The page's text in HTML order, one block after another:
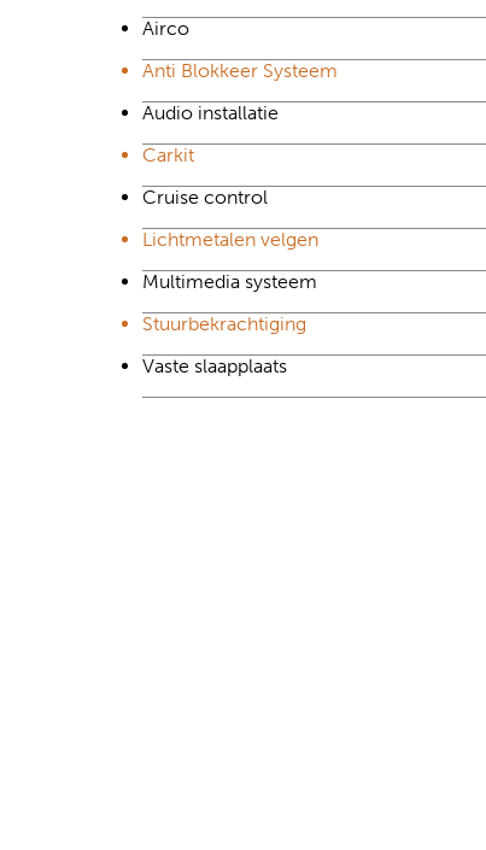
Airco
Anti Blokkeer Systeem
Audio installatie
Carkit
Cruise control
Lichtmetalen velgen
Multimedia systeem
Stuurbekrachtiging
Vaste slaapplaats